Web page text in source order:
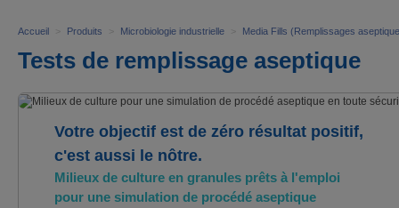
Accueil > Produits > Microbiologie industrielle > Media Fills (Remplissages
Tests de remplissage aseptique
Votre objectif est de zéro résultat positif,
c'est aussi le nôtre.
Milieux de culture en granules prêts à l'emploi
pour une simulation de procédé aseptique